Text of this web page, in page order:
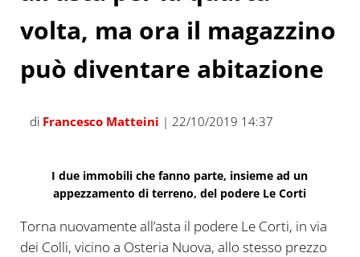
volta, ma ora il magazzino
può diventare abitazione
di Francesco Matteini | 22/10/2019 14:37
I due immobili che fanno parte, insieme ad un
appezzamento di terreno, del podere Le Corti
Torna nuovamente all’asta il podere Le Corti, in via
dei Colli, vicino a Osteria Nuova, allo stesso prezzo